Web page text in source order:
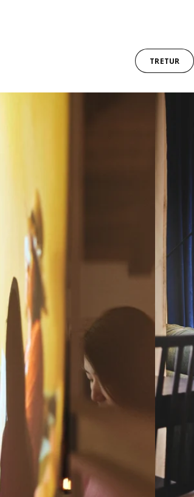
TRETUR